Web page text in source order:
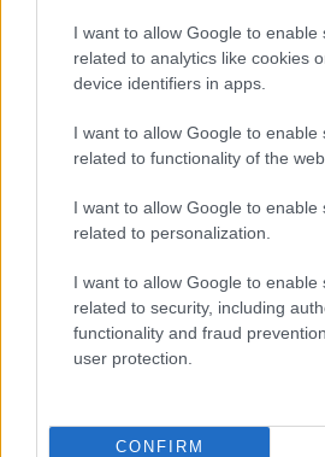
I want to allow Google to enable
related to analytics like cookies
device identifiers in apps.
I want to allow Google to enable
related to functionality of the
I want to allow Google to enable
related to personalization.
I want to allow Google to enable
related to security, including
functionality and fraud
user protection.
CONFIRM
gonflement de la
voie nasale moyenne),
modifications de la
1 2